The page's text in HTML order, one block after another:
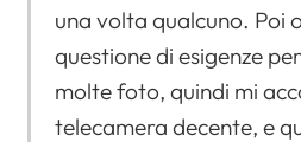
una volta qualcuno. Poi
questione di esigenze
molte foto, quindi mi
telecamera decente, e